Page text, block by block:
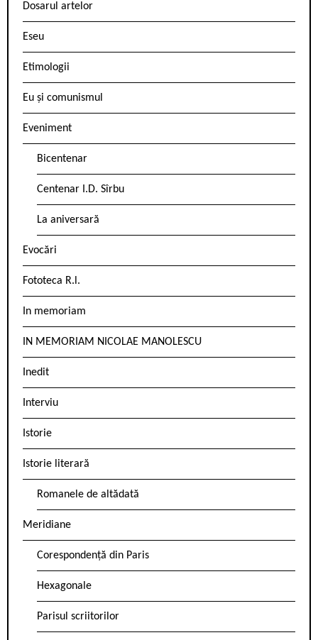
Dosarul artelor
Eseu
Etimologii
Eu și comunismul
Eveniment
Bicentenar
Centenar I.D. Sîrbu
La aniversară
Evocări
Fototeca R.l.
In memoriam
IN MEMORIAM NICOLAE MANOLESCU
Inedit
Interviu
Istorie
Istorie literară
Romanele de altădată
Meridiane
Corespondență din Paris
Hexagonale
Parisul scriitorilor